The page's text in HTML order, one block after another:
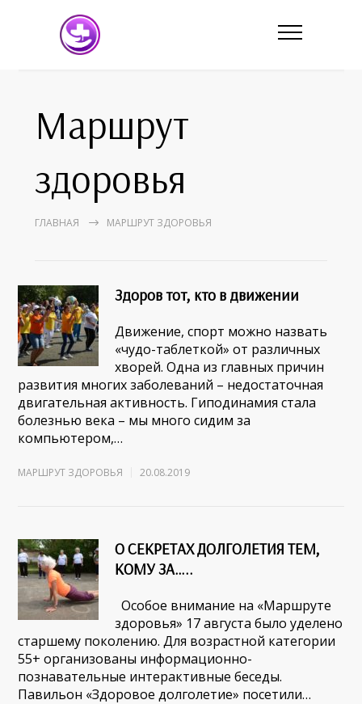
Маршрут
здоровья
ГЛАВНАЯ МАРШРУТ ЗДОРОВЬЯ
Здоров тот, кто в движении
Движение, спорт можно назвать
«чудо-таблеткой» от различных
хворей. Одна из главных причин
развития многих заболеваний – недостаточная
двигательная активность. Гиподинамия стала
болезнью века – мы много сидим за
компьютером,…
МАРШРУТ ЗДОРОВЬЯ 20.08.2019
О СЕКРЕТАХ ДОЛГОЛЕТИЯ ТЕМ,
КОМУ ЗА…..
Особое внимание на «Маршруте
здоровья» 17 августа было уделено
старшему поколению. Для возрастной категории
55+ организованы информационно-
познавательные интерактивные беседы.
Павильон «Здоровое долголетие» посетили…